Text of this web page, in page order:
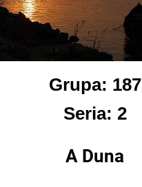
Grupa: 187
Seria: 2
A Duna